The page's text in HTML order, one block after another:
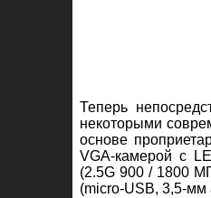
Теперь
некоторыми
основе
VGA-камерой с
(2.5G 900 / 1800
(micro-USB, 3,5-мм